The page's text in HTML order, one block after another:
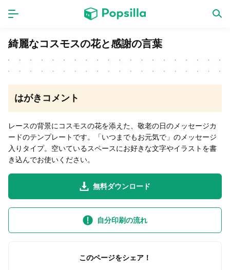
ホーム アプリ
LINE無料スタンプ
無料猫ミーム
綺麗なコスモスの花と感謝の言葉
はがきコメント
レースの背景にコスモスの花を添えた、敬老の日のメッセージカ
ードのテンプレートです。「いつまでもお元気で」のメッセージ
入りタイプ。空いているスペースにお好きな文字やイラストを書
き込んでお使いください。
無料ダウンロード
自分印刷の流れ
このページをシェア！